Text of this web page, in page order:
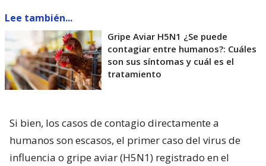
Lee también...
Gripe Aviar H5N1 ¿Se puede
contagiar entre humanos?: Cuáles
son sus síntomas y cuál es el
tratamiento
Si bien, los casos de contagio directamente a
humanos son escasos, el primer caso del virus de
influencia o gripe aviar (H5N1) registrado en el